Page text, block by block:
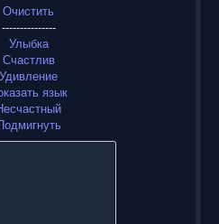
Очистить
---------------
Улыбка
Счастлив
Удивление
язык